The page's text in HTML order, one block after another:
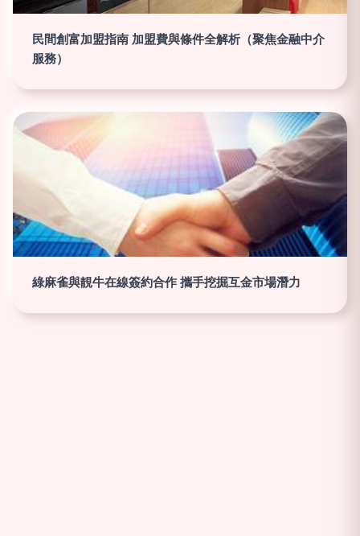
民間創富加盟指南 加盟費與條件全解析（聚焦金融中介
服務）
綠麻雀與靚牛在線簽約合作 攜手挖掘互金市場潛力